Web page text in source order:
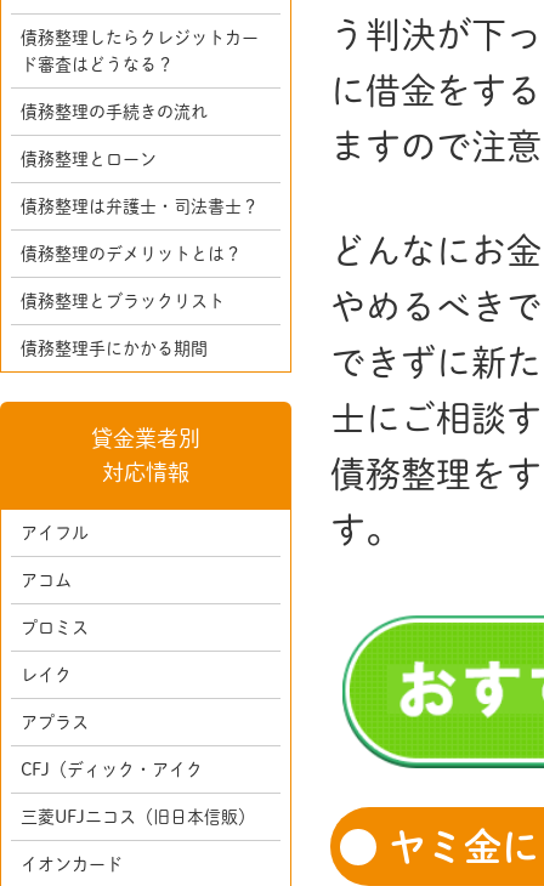
う判決が下
に借金をす
ますので注
どんなにお
やめるべき
できずに新
士にご相談
債務整理を
す。
ヤミ金
債務整理したらクレジットカー
ド審査はどうなる？
債務整理の手続きの流れ
債務整理とローン
債務整理は弁護士・司法書士？
債務整理のデメリットとは？
債務整理とブラックリスト
債務整理手にかかる期間
貸金業者別
対応情報
アイフル
アコム
プロミス
レイク
アプラス
CFJ（ディック・アイク
三菱UFJニコス（旧日本信販）
イオンカード